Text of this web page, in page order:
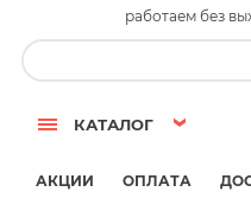
работаем без
КАТАЛОГ
АКЦИИ ОПЛАТА